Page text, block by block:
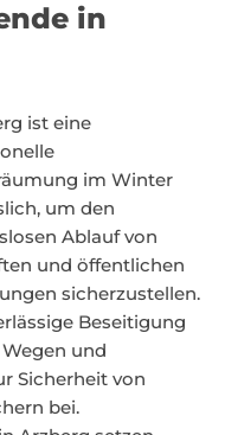
in
ist eine
im Winter
um den
Ablauf von
und öffentlichen
sicherzustellen.
Beseitigung
und
Sicherheit von
bei.